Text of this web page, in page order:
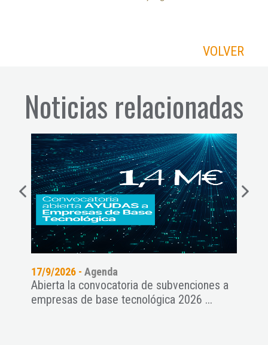
VOLVER
Noticias relacionadas
17/9/2026 -Agenda
Abierta la convocatoria de subvenciones a
empresas de base tecnológica 2026 ...